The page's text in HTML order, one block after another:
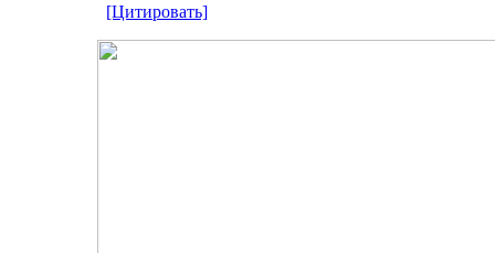
[Цитировать]